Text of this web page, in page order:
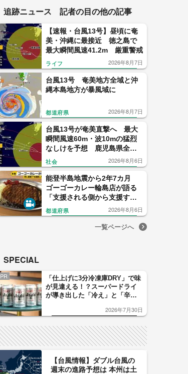
追跡ニュース 記者の目の他の記事
【速報・台風13号】昼頃に奄
美・沖縄に最接近 徳之島で
最大瞬間風速41.2m 厳重警戒
ライフ 2026年8月7日
台風13号 奄美地方全域と沖
縄本島地方が暴風域に
都道府県 2026年8月7日
台風13号が奄美直撃へ 最大
瞬間風速60m・波10mの猛烈
なしけを予想 鹿児島県全域
がすでに強風域 気象予報士
解説
社会 2026年8月6日
能登半島地震から2年7カ月
ゴーゴーカレー輪島店が語る
「支援される側から支援する
側へ」
都道府県 2026年8月6日
一覧ページへ
SPECIAL
PR
「仕上げに3分冷凍庫DRY」で味
が見違える！？スーパードライ
が導き出した「冷え」と「辛
した「辛口カーブ」が飲み頃の
2026年7月30日
【台風情報】ダブル台風の
週末の進路予想は 本州は土